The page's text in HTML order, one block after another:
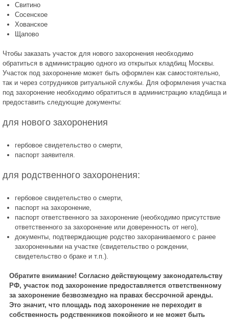
Свитино
Сосенское
Хованское
Щапово
Чтобы заказать участок для нового захоронения необходимо
обратиться в администрацию одного из открытых кладбищ Москвы.
Участок под захоронение может быть оформлен как самостоятельно,
так и через сотрудников ритуальной службы. Для оформления участка
под захоронение необходимо обратиться в администрацию кладбища и
предоставить следующие документы:
для нового захоронения
гербовое свидетельство о смерти,
паспорт заявителя.
для родственного захоронения:
гербовое свидетельство о смерти,
паспорт на захоронение,
паспорт ответственного за захоронение (необходимо присутствие
ответственного за захоронение или доверенность от него),
документы, подтверждающие родство захораниваемого с ранее
захороненными на участке (свидетельство о рождении,
свидетельство о браке и т.п.).
Обратите внимание! Согласно действующему законодательству
РФ, участок под захоронение предоставляется ответственному
за захоронение безвозмездно на правах бессрочной аренды.
Это значит, что площадь под захоронение не переходит в
собственность родственников покойного и не может быть